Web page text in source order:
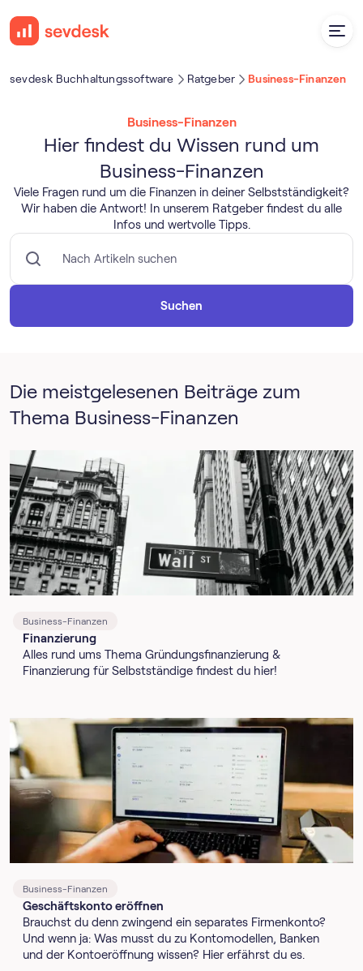
sevdesk Buch­haltungs­software Ratgeber Business-Finanzen
Business-Finanzen
Hier findest du Wissen rund um
Business-Finanzen
Viele Fragen rund um die Finanzen in deiner Selbstständigkeit?
Wir haben die Antwort! In unserem Ratgeber findest du alle
Infos und wertvolle Tipps.
Suchen
Die meistgelesenen Beiträge zum
Thema Business-Finanzen
Business-Finanzen
Finanzierung
Alles rund ums Thema Gründungsfinanzierung &
Finanzierung für Selbstständige findest du hier!
Business-Finanzen
Geschäftskonto eröffnen
Brauchst du denn zwingend ein separates Firmenkonto?
Und wenn ja: Was musst du zu Kontomodellen, Banken
und der Kontoeröffnung wissen? Hier erfährst du es.